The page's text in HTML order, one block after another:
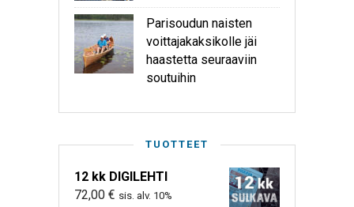
Parisoudun naisten
voittajakaksikolle jäi
haastetta seuraaviin
soutuihin
TUOTTEET
12 kk DIGILEHTI
72,00 € sis. alv. 10%